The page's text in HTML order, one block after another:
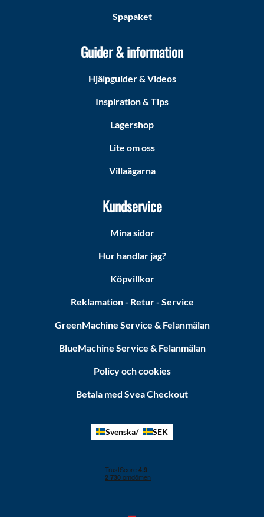
Spapaket
Guider & information
Hjälpguider & Videos
Inspiration & Tips
Lagershop
Lite om oss
Villaägarna
Kundservice
Mina sidor
Hur handlar jag?
Köpvillkor
Reklamation - Retur - Service
GreenMachine Service & Felanmälan
BlueMachine Service & Felanmälan
Policy och cookies
Betala med Svea Checkout
Svenska SEK